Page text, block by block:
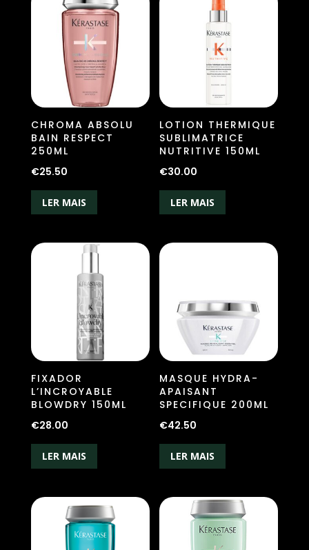
CHROMA ABSOLU
BAIN RESPECT
250ML
€25.50
LER MAIS
LOTION THERMIQUE
SUBLIMATRICE
NUTRITIVE 150ML
€30.00
LER MAIS
FIXADOR
L’INCROYABLE
BLOWDRY 150ML
€28.00
LER MAIS
MASQUE HYDRA-
APAISANT
SPECIFIQUE 200ML
€42.50
LER MAIS